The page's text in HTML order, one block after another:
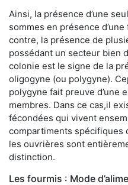
Ainsi, la présence d’une
sommes en présence
contre, la présence de
possédant un secteur bien
colonie est le signe de la
oligogyne (ou polygyne).
polygyne fait preuve d’une
membres. Dans ce cas,il
fécondées qui vivent
compartiments spécifiques
les ouvrières sont
distinction.
Les fourmis : Mode